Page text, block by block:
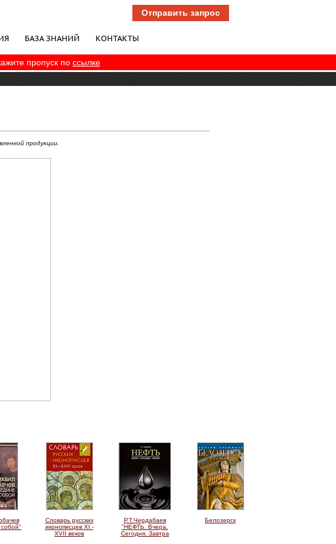
Отправить запрос
БАЗА ЗНАНИЙ КОНТАКТЫ
пропуск по ссылке
продукции.
Словарь русских
иконописцев XI -
XVII веков
Р.Т.Чердабаев
"НЕФТЬ. Вчера.
Сегодня. Завтра
Белозерск